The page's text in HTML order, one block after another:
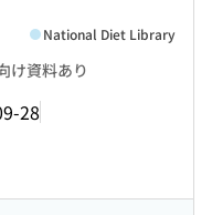
け資料あり
28
National Diet Library